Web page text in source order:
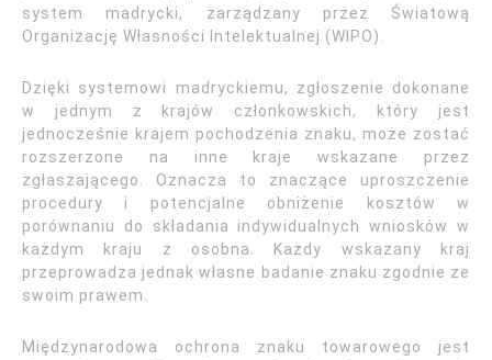
system madrycki, zarządzany przez Światową
Organizację Własności Intelektualnej (WIPO).
Dzięki systemowi madryckiemu, zgłoszenie dokonane
w jednym z krajów członkowskich, który jest
jednocześnie krajem pochodzenia znaku, może zostać
rozszerzone na inne kraje wskazane przez
zgłaszającego. Oznacza to znaczące uproszczenie
procedury i potencjalne obniżenie kosztów w
porównaniu do składania indywidualnych wniosków w
każdym kraju z osobna. Każdy wskazany kraj
przeprowadza jednak własne badanie znaku zgodnie ze
swoim prawem.
Międzynarodowa ochrona znaku towarowego jest